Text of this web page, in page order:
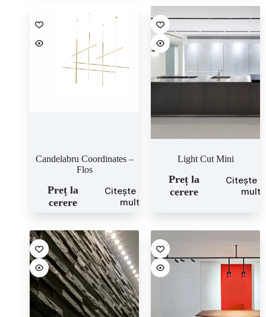
Candelabru Coordinates –
Flos
Preț la
cerere
Citește mai
mult
Light Cut Mini
Preț la
cerere
Citește
mult